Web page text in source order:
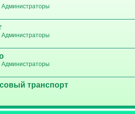
Администраторы
Администраторы
Администраторы
транспорт